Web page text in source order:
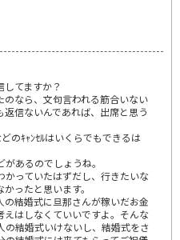
してますか？
なら、文句言われる筋合いない
信ないんであれば、出席と思う
のｷｬﾝｾﾙはいくらでもできるは
あるのでしょうね。
かっていたはずだし、行きたいな
ったと思います。
結婚式に旦那さんが稼いだお金
はしなくていいですよ。そんな
の結婚式いけないし、結婚式をさ